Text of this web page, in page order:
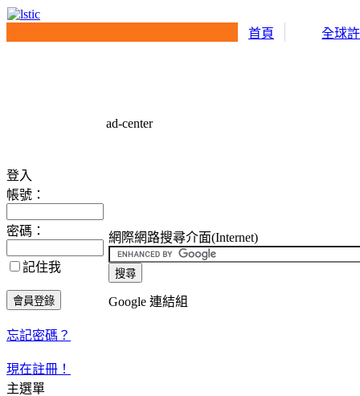
首頁 全球
登入
帳號：
密碼：
記住我
忘記密碼？
現在註冊！
主選單
ad-center
網際網路搜尋介面(Internet)
Google 連結組